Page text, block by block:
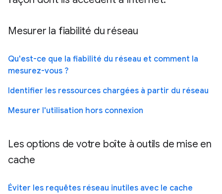
Mesurer la fiabilité du réseau
Qu'est-ce que la fiabilité du réseau et comment la
mesurez-vous ?
Identifier les ressources chargées à partir du réseau
Mesurer l'utilisation hors connexion
Les options de votre boîte à outils de mise en
cache
Éviter les requêtes réseau inutiles avec le cache